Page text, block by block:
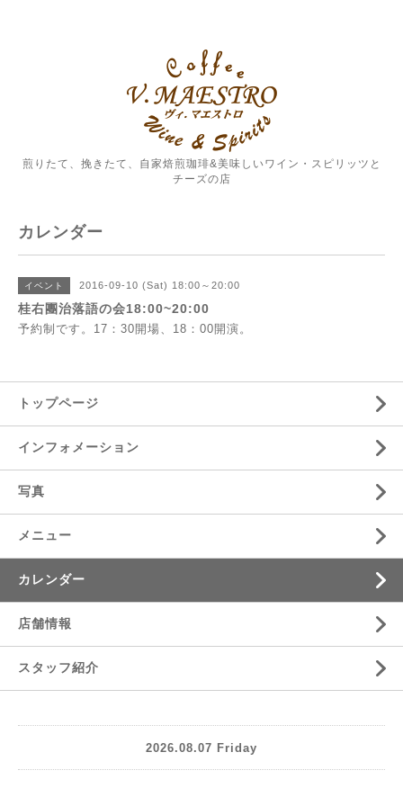
煎りたて、挽きたて、自家焙煎珈琲&美味しいワイン・スピリッツと
チーズの店
カレンダー
イベント 2016-09-10 (Sat) 18:00～20:00
桂右團治落語の会18:00~20:00
予約制です。17：30開場、18：00開演。
トップページ
インフォメーション
写真
メニュー
カレンダー
店舗情報
スタッフ紹介
2026.08.07 Friday